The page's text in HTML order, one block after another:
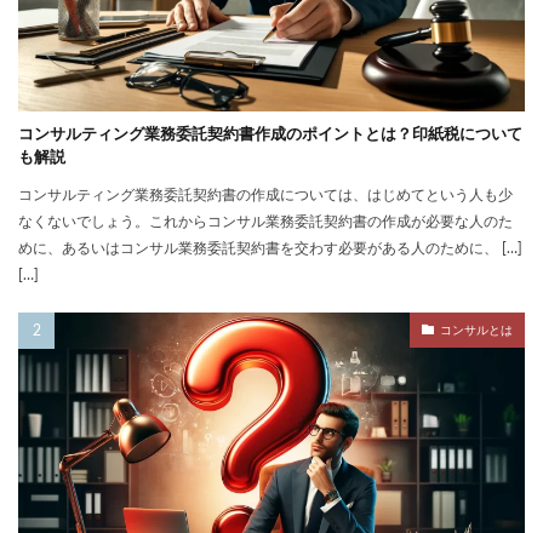
コンサルティング業務委託契約書作成のポイントとは？印紙税について
も解説
コンサルティング業務委託契約書の作成については、はじめてという人も少
なくないでしょう。これからコンサル業務委託契約書の作成が必要な人のた
めに、あるいはコンサル業務委託契約書を交わす必要がある人のために、 […]
[…]
コンサルとは